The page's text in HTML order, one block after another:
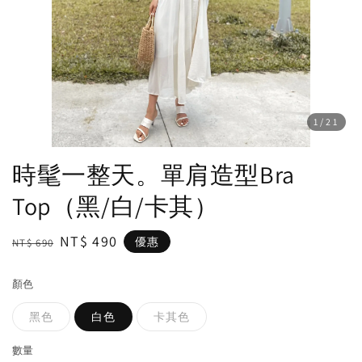
1 /21
時髦一整天。單肩造型Bra
Top（黑/白/卡其）
Regular
NT$ 690 Sale
NT$ 490 優惠
顏色
黑色 白色 卡其色
數量